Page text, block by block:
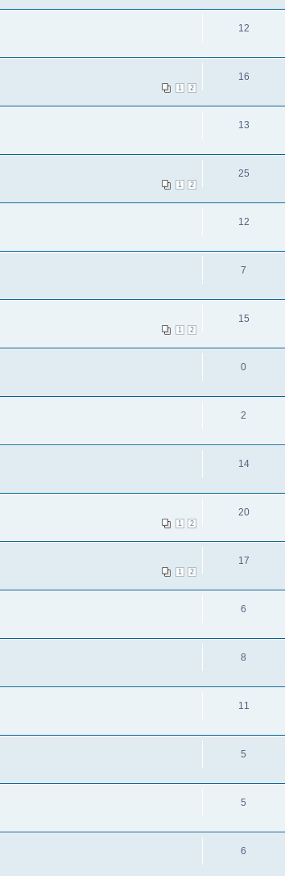
12
1 2
16
13
1 2
25
12
7
1 2
15
0
2
14
1 2
20
1 2
17
6
8
11
5
5
6